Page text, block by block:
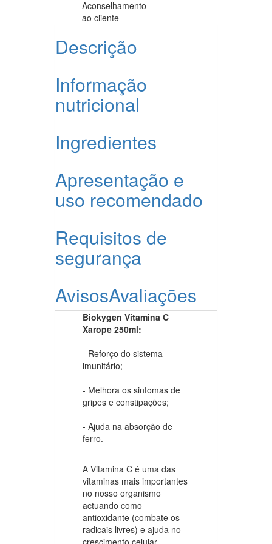
Aconselhamento
ao cliente
Descrição
Informação
nutricional
Ingredientes
Apresentação e
uso recomendado
Requisitos de
segurança
AvisosAvaliações
Biokygen Vitamina C
Xarope 250ml:
- Reforço do sistema
imunitário;
- Melhora os sintomas de
gripes e constipações;
- Ajuda na absorção de
ferro.
A Vitamina C é uma das
vitaminas mais importantes
no nosso organismo
actuando como
antioxidante (combate os
radicais livres) e ajuda no
crescimento celular